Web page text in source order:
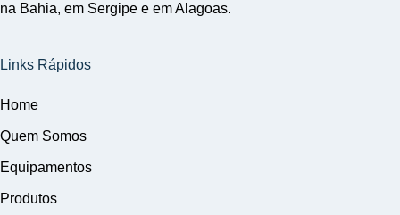
na Bahia, em Sergipe e em Alagoas.
Links Rápidos
Home
Quem Somos
Equipamentos
Produtos